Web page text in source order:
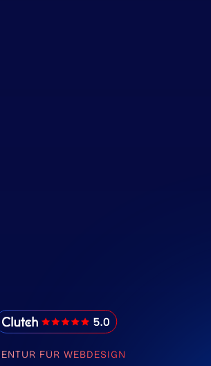
Reviews
FÜR WEBDESIGN